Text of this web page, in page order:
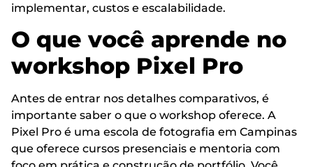
implementar, custos e escalabilidade.
O que você aprende no
workshop Pixel Pro
Antes de entrar nos detalhes comparativos, é
importante saber o que o workshop oferece. A
Pixel Pro é uma escola de fotografia em Campinas
que oferece cursos presenciais e mentoria com